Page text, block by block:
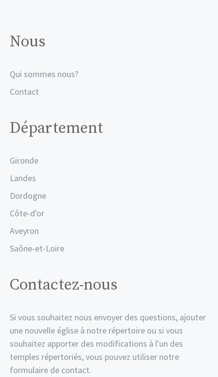
Nous
Qui sommes nous?
Contact
Département
Gironde
Landes
Dordogne
Côte-d'or
Aveyron
Saône-et-Loire
Contactez-nous
Si vous souhaitez nous envoyer des questions, ajouter
une nouvelle église à notre répertoire ou si vous
souhaitez apporter des modifications à l'un des
temples répertoriés, vous pouvez utiliser notre
formulaire de contact.